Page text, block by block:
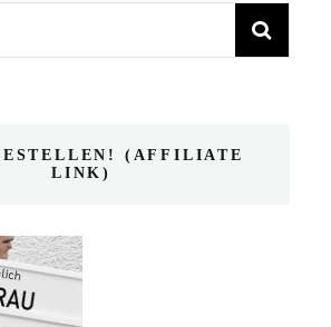
(AFFILIATE
LINK)